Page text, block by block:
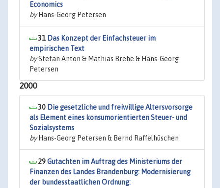
Economics
byHans-Georg Petersen
31 Das Konzept der Einfachsteuer im
empirischen Text
byStefan Anton & Mathias Brehe & Hans-Georg
Petersen
2000
30 Die gesetzliche und freiwillige Altersvorsorge
als Element eines konsumorientierten Steuer- und
Sozialsystems
byHans-Georg Petersen & Bernd Raffelhüschen
29Gutachten im Auftrag des Ministeriums der
Finanzen des Landes Brandenburg: Modernisierung
der bundesstaatlichen Ordnung: